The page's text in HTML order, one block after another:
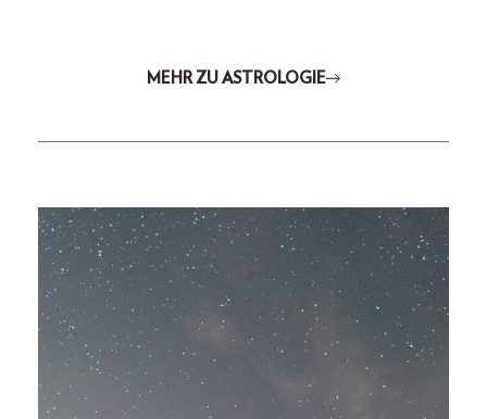
MEHR ZU ASTROLOGIE